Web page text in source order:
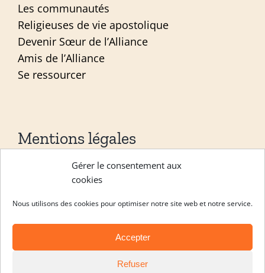
Gérer le consentement aux
cookies
Nous utilisons des cookies pour optimiser notre site web et notre service.
Accepter
Refuser
Les communautés
Religieuses de vie apostolique
Devenir Sœur de l’Alliance
Amis de l’Alliance
Se ressourcer
Mentions légales
Mentions légales
Copyright Les sœurs de l’alliance 2026 |